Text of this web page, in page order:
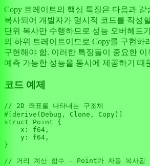
Copy 트레이트의 핵심 특징은 다음과 같
복사되어 개발자가 명시적 코드를 작성
단위 복사만 수행하므로 성능 오버헤드
의 하위 트레이트이므로 Copy를 구현하
구현해야 함. 이러한 특징들이 중요한
예측 가능한 성능을 동시에 제공하기 때
코드 예제
// 2D 좌표를 나타내는 구조체
#[derive(Debug, Clone, Copy)]
struct
Point {
    x:
f64 ,
    y:
f64 ,
}
// 거리 계산 함수 - Point가 자동 복사됨